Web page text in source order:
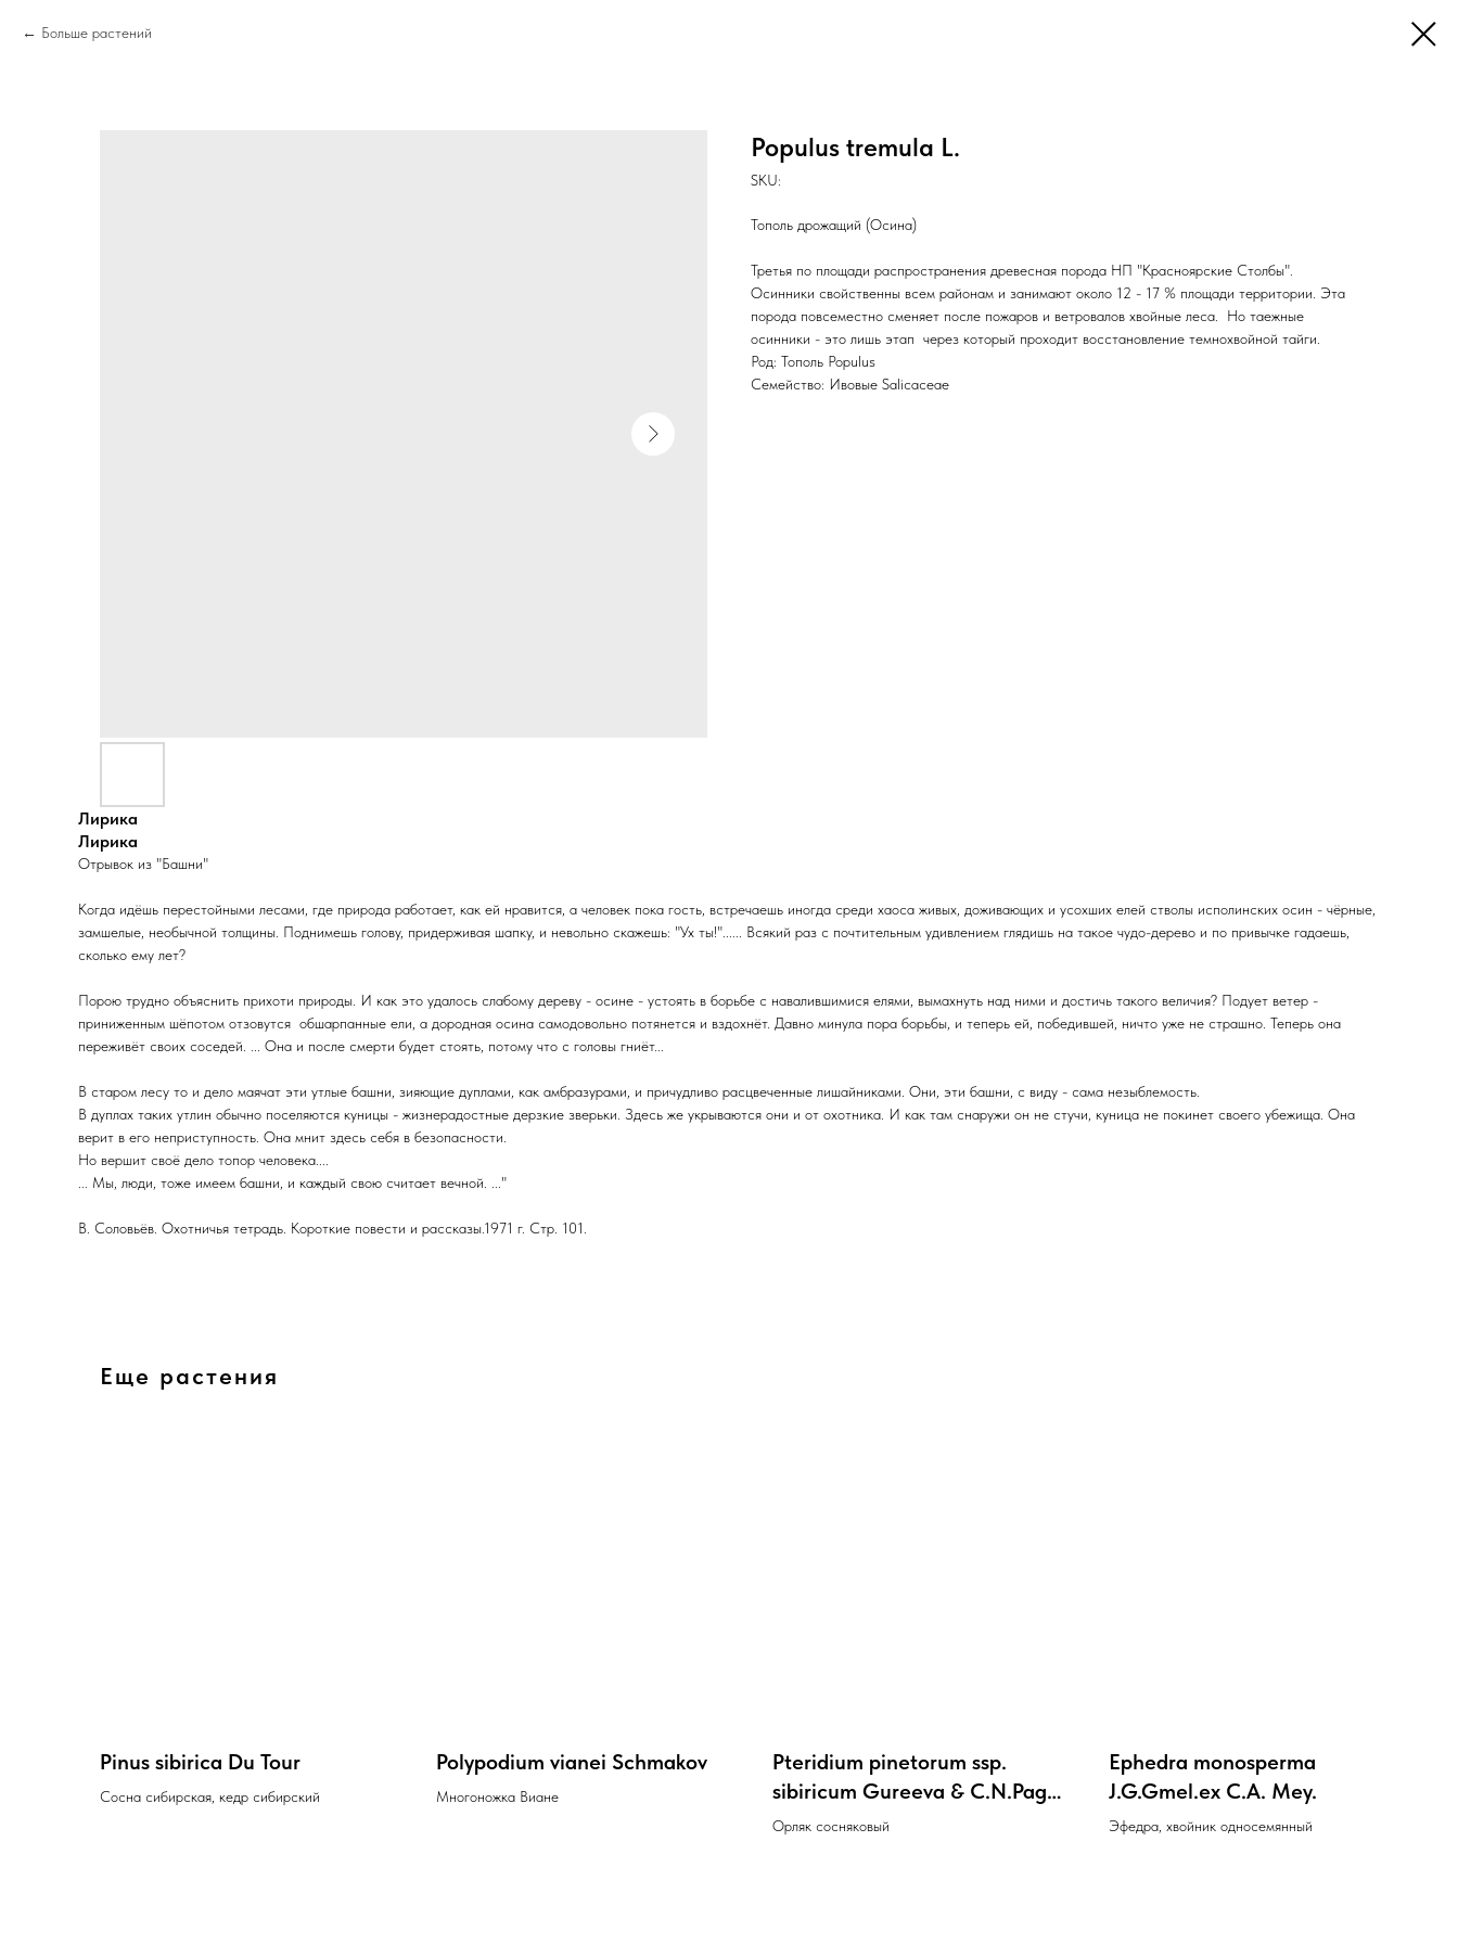
Больше растений
Populus tremula L.
SKU:
Тополь дрожащий (Осина)
Третья по площади распространения древесная порода НП "Красноярские Столбы".
Осинники свойственны всем районам и занимают около 12 - 17 % площади территории. Эта
порода повсеместно сменяет после пожаров и ветровалов хвойные леса. Но таежные
осинники - это лишь этап через который проходит восстановление темнохвойной тайги.
Род: Тополь Populus
Семейство: Ивовые Salicaceae
Лирика
Лирика
Отрывок из "Башни"
Когда идёшь перестойными лесами, где природа работает, как ей нравится, а человек пока гость, встречаешь иногда среди хаоса живых, доживающих и усохших елей стволы исполинских осин - чёрные,
замшелые, необычной толщины. Поднимешь голову, придерживая шапку, и невольно скажешь: "Ух ты!"...... Всякий раз с почтительным удивлением глядишь на такое чудо-дерево и по привычке гадаешь,
сколько ему лет?
Порою трудно объяснить прихоти природы. И как это удалось слабому дереву - осине - устоять в борьбе с навалившимися елями, вымахнуть над ними и достичь такого величия? Подует ветер -
приниженным шёпотом отзовутся обшарпанные ели, а дородная осина самодовольно потянется и вздохнёт. Давно минула пора борьбы, и теперь ей, победившей, ничто уже не страшно. Теперь она
переживёт своих соседей. ... Она и после смерти будет стоять, потому что с головы гниёт...
В старом лесу то и дело маячат эти утлые башни, зияющие дуплами, как амбразурами, и причудливо расцвеченные лишайниками. Они, эти башни, с виду - сама незыблемость.
В дуплах таких утлин обычно поселяются куницы - жизнерадостные дерзкие зверьки. Здесь же укрываются они и от охотника. И как там снаружи он не стучи, куница не покинет своего убежища. Она
верит в его неприступность. Она мнит здесь себя в безопасности.
Но вершит своё дело топор человека....
... Мы, люди, тоже имеем башни, и каждый свою считает вечной. ..."
В. Соловьёв. Охотничья тетрадь. Короткие повести и рассказы.1971 г. Стр. 101.
Еще растения
Pinus sibirica Du Tour
Сосна сибирская, кедр сибирский
Polypodium vianei Schmakov
Многоножка Виане
Pteridium pinetorum ssp.
sibiricum Gureeva & C.N.Page.
( Pteridium aquilinum (L.)
Орляк сосняковый
Ephedra monosperma
J.G.Gmel.ex C.A. Mey.
Эфедра, хвойник односемянный